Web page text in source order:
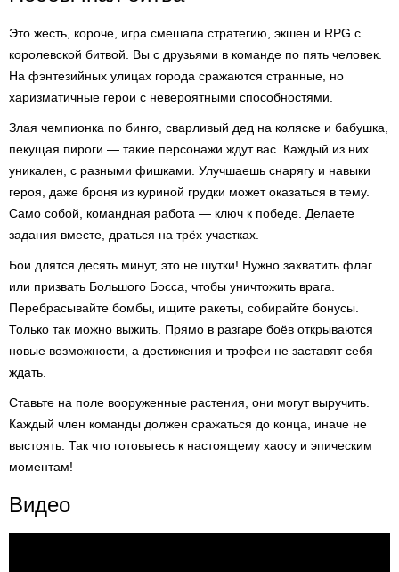
Это жесть, короче, игра смешала стратегию, экшен и RPG с
королевской битвой. Вы с друзьями в команде по пять человек.
На фэнтезийных улицах города сражаются странные, но
харизматичные герои с невероятными способностями.
Злая чемпионка по бинго, сварливый дед на коляске и бабушка,
пекущая пироги — такие персонажи ждут вас. Каждый из них
уникален, с разными фишками. Улучшаешь снарягу и навыки
героя, даже броня из куриной грудки может оказаться в тему.
Само собой, командная работа — ключ к победе. Делаете
задания вместе, драться на трёх участках.
Бои длятся десять минут, это не шутки! Нужно захватить флаг
или призвать Большого Босса, чтобы уничтожить врага.
Перебрасывайте бомбы, ищите ракеты, собирайте бонусы.
Только так можно выжить. Прямо в разгаре боёв открываются
новые возможности, а достижения и трофеи не заставят себя
ждать.
Ставьте на поле вооруженные растения, они могут выручить.
Каждый член команды должен сражаться до конца, иначе не
выстоять. Так что готовьтесь к настоящему хаосу и эпическим
моментам!
Видео